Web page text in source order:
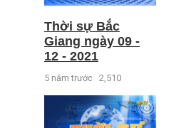
Thời sự Bắc
Giang ngày 09 -
12 - 2021
5 năm trước 2,510